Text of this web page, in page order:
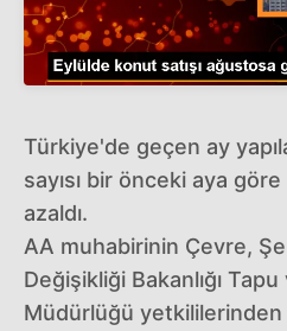
Türkiye'de geçen ay
sayısı bir önceki aya
azaldı.
AA muhabirinin Çevre,
Değişikliği Bakanlığı
Müdürlüğü yetkililerinden